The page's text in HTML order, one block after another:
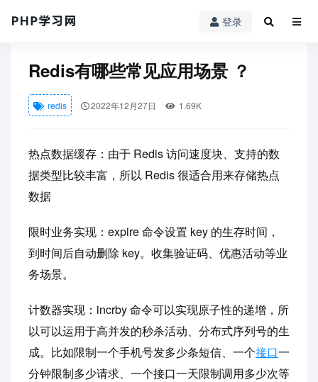
登录
PHP学习网 Redis有哪些常见应用场景 ？
Redis有哪些常见应用场景 ？
redis 2022年12月27日 1.69K
热点数据缓存：由于 Redis 访问速度块、支持的数
据类型比较丰富，所以 Redis 很适合用来存储热点
数据
限时业务实现：expire 命令设置 key 的生存时间，
到时间后自动删除 key。收集验证码、优惠活动等业
务场景。
计数器实现：incrby 命令可以实现原子性的递增，所
以可以运用于高并发的秒杀活动、分布式序列号的生
成。比如限制一个手机号发多少条短信、一个接口一
分钟限制多少请求、一个接口一天限制调用多少次等